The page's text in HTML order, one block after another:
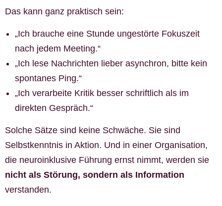
Das kann ganz praktisch sein:
„Ich brauche eine Stunde ungestörte Fokuszeit
nach jedem Meeting.“
„Ich lese Nachrichten lieber asynchron, bitte kein
spontanes Ping.“
„Ich verarbeite Kritik besser schriftlich als im
direkten Gespräch.“
Solche Sätze sind keine Schwäche. Sie sind
Selbstkenntnis in Aktion. Und in einer Organisation,
die neuroinklusive Führung ernst nimmt, werden sie
nicht als Störung, sondern als Information
verstanden.